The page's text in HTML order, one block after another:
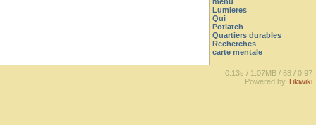
Lumieres
Qui
Potlatch
Quartiers durables
Recherches
carte mentale
0.13s / 1.07MB / 68 / 0.97
Powered by Tikiwiki